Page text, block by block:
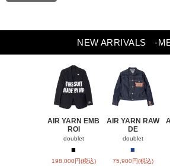
NEW ARRIVALS -
AIR YARN EMB
ROI
doublet
■
198,000円(税込)
AIR YARN RAW
DE
doublet
■
75,900円(税込)